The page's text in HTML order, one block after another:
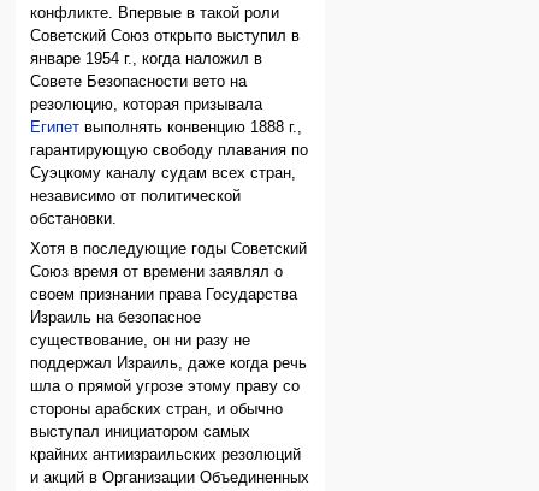
конфликте. Впервые в такой роли
Советский Союз открыто выступил в
январе 1954 г., когда наложил в
Совете Безопасности вето на
резолюцию, которая призывала
Египет выполнять конвенцию 1888 г.,
гарантирующую свободу плавания по
Суэцкому каналу судам всех стран,
независимо от политической
обстановки.
Хотя в последующие годы Советский
Союз время от времени заявлял о
своем признании права Государства
Израиль на безопасное
существование, он ни разу не
поддержал Израиль, даже когда речь
шла о прямой угрозе этому праву со
стороны арабских стран, и обычно
выступал инициатором самых
крайних антиизраильских резолюций
и акций в Организации Объединенных